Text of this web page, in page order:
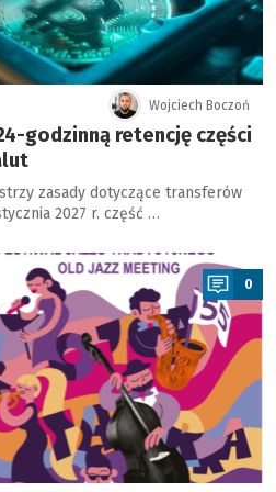
Wojciech Boczoń
godzinną retencję części
zasady dotyczące transferów
2027 r. część …
0